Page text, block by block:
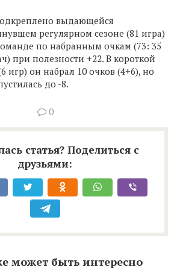
выдающейся
регулярном сезоне (81 игра)
по набранным очкам (73: 35
при полезности +22. В короткой
игр) он набрал 10 очков (4+6), но
до -8.
0
статья? Поделиться с
друзьями:
может быть интересно